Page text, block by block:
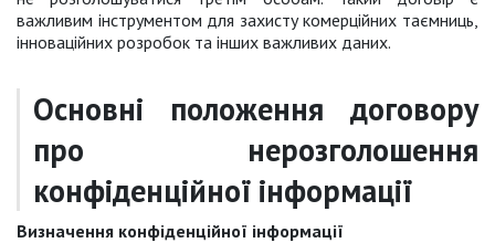
важливим інструментом для захисту комерційних таємниць,
інноваційних розробок та інших важливих даних.
Основні положення договору
про нерозголошення
конфіденційної інформації
Визначення конфіденційної інформації